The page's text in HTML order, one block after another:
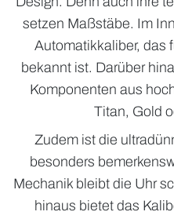
setzen Maßstäbe. Im
Automatikkaliber, das
bekannt ist. Darüber
Komponenten aus
Titan, Gold
Zudem ist die
besonders
Mechanik bleibt die Uhr
hinaus bietet das